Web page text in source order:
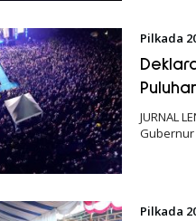
Pilkada
JURNAL
Pilkada